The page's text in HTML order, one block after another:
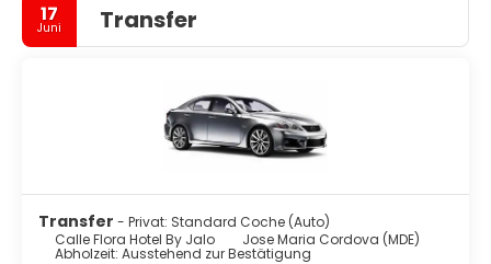
17
Juni Transfer
Transfer - Privat: Standard Coche (Auto)
Calle Flora Hotel By Jalo
Jose Maria Cordova (MDE)
Abholzeit: Ausstehend zur Bestätigung